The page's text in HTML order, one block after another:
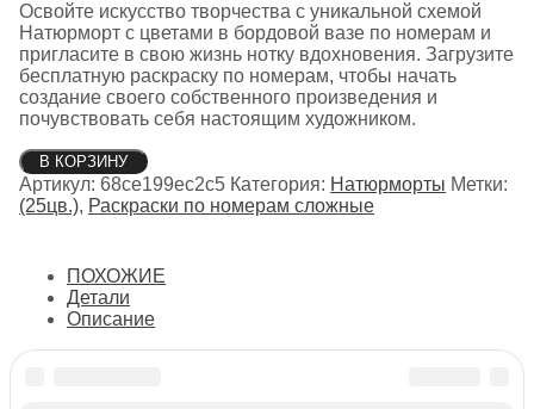
Освойте искусство творчества с уникальной схемой
Натюрморт с цветами в бордовой вазе по номерам и
пригласите в свою жизнь нотку вдохновения. Загрузите
бесплатную раскраску по номерам, чтобы начать
создание своего собственного произведения и
почувствовать себя настоящим художником.
Количество
товара
Натюрморт
с
бордовой
вазе
В КОРЗИНУ
Артикул: 68ce199ec2c5 Категория: Натюрморты Метки:
(25цв.), Раскраски по номерам сложные
ПОХОЖИЕ
Детали
Описание